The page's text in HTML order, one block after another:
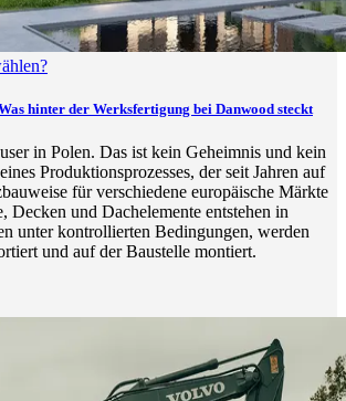
hinter der Werksfertigung bei Danwood steckt
in Polen. Das ist kein Geheimnis und kein
Produktionsprozesses, der seit Jahren auf
für verschiedene europäische Märkte
Decken und Dachelemente entstehen in
unter kontrollierten Bedingungen, werden
und auf der Baustelle montiert.